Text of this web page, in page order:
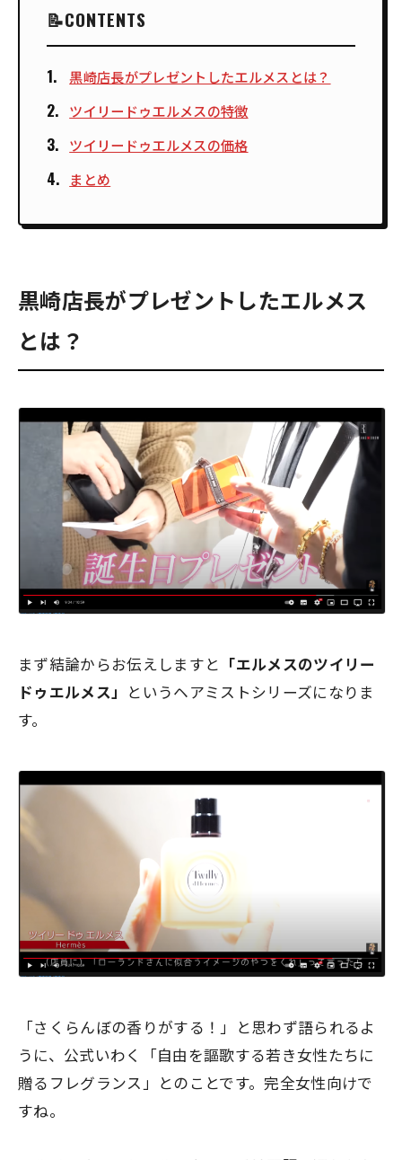
CONTENTS
黒崎店長がプレゼントしたエルメスとは？
ツイリードゥエルメスの特徴
ツイリードゥエルメスの価格
まとめ
黒崎店長がプレゼントしたエルメス
とは？
まず結論からお伝えしますと 「エルメスのツイリー
ドゥエルメス」 というヘアミストシリーズになりま
す。
「さくらんぼの香りがする！」
と思わず語られるよ
うに、公式いわく「自由を謳歌する若き女性たちに
贈るフレグランス」とのことです。完全女性向けで
すね。